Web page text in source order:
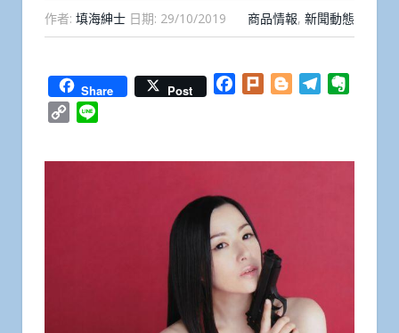
作者: 填海紳士 日期: 29/10/2019 商品情報, 新聞動態
Share Post Facebook
Plurk BloggerTelegram
Copy